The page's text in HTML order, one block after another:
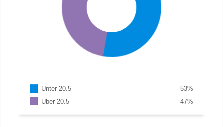
Unter 20.5 %
53
Über 20.5
%
47